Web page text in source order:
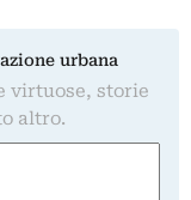
urbana
virtuose, storie
altro.